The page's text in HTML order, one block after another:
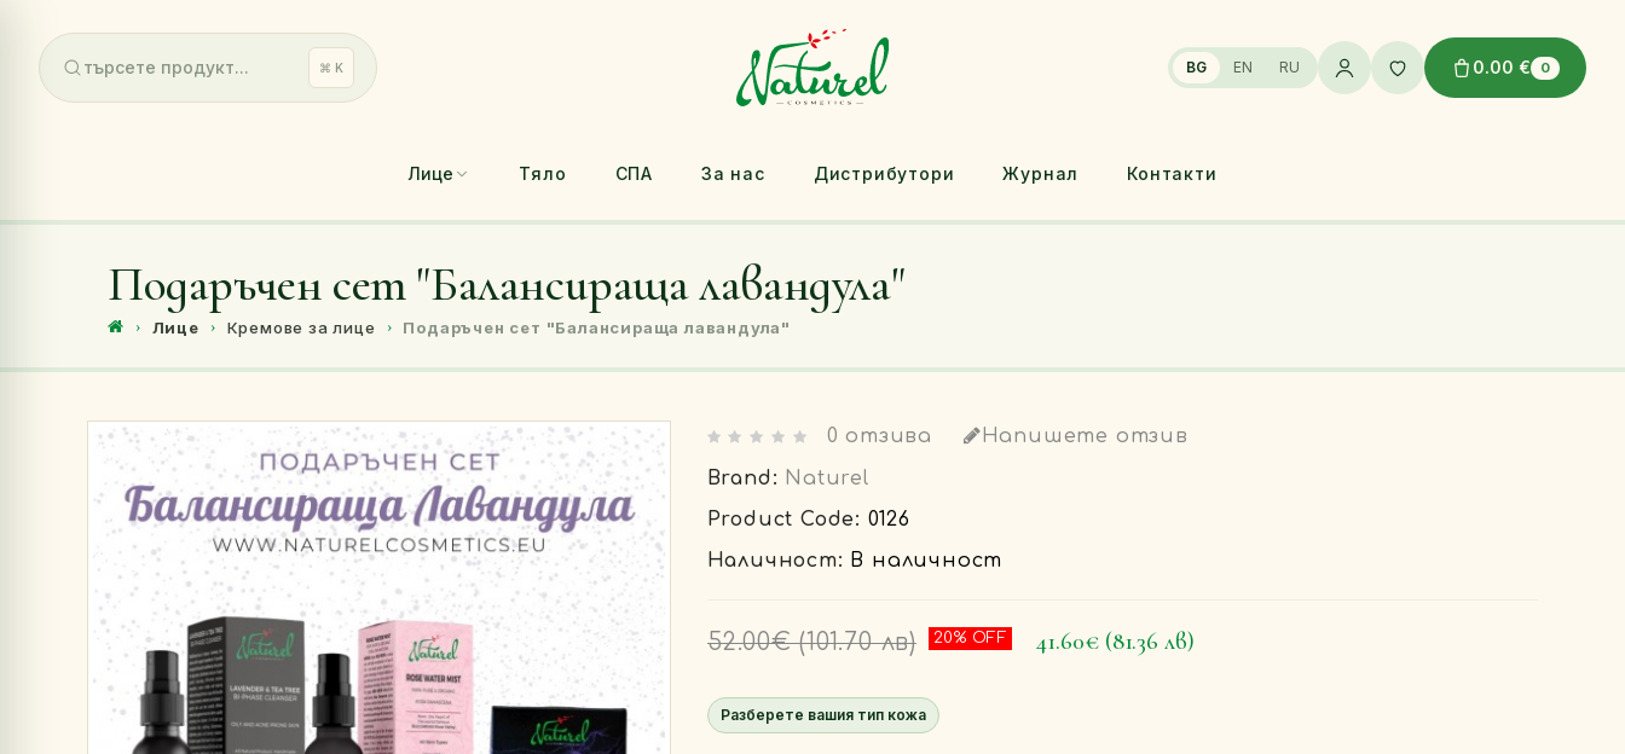
търсете продукт... ⌘ K BG EN RU 0.00 € 0
Лице Тяло СПА За нас Дистрибутори Журнал Контакти
Подаръчен сет "Балансираща лавандула"
Лице Кремове за лице Подаръчен сет "Балансираща лавандула"
0 отзива
Напишете отзив
Brand: Naturel
Product Code: 0126
Наличност: В наличност
52.00€(101.70 лв) 20% OFF 41.60€ (81.36 лв)
Разберете вашия тип кожа